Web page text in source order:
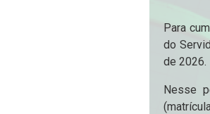
Para
do
de 2026.
Nesse